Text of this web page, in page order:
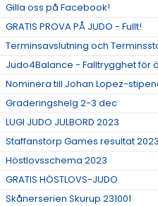
Gilla oss på Facebook!
GRATIS PROVA PÅ JUDO - Fullt!
Terminsavslutning och
Judo4Balance - Falltrygghet för
Nominera till Johan Lopez-
Graderingshelg 2-3 dec
LUGI JUDO JULBORD 2023
Staffanstorp Games resultat 2023
Höstlovsschema 2023
GRATIS HÖSTLOVS-JUDO
Skånerserien Skurup 231001